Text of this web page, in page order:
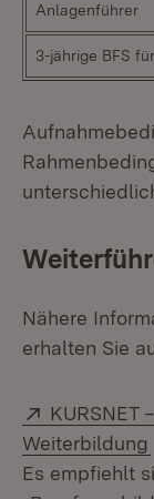
Anlagenführer
3-jährige BFS
Nähere
erhalten Sie
Extern:
KURSNET
Weiterbildung
Es empfiehlt